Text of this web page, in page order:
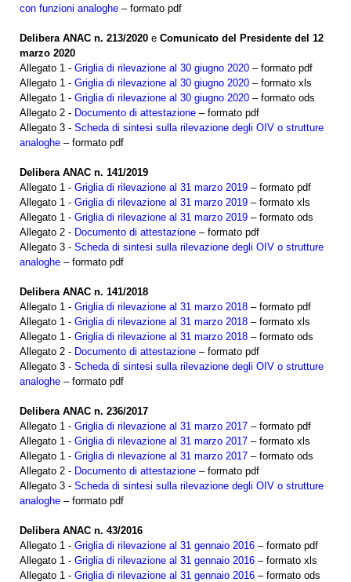
con funzioni analoghe – formato pdf
Delibera ANAC n. 213/2020 e Comunicato del Presidente del 12
marzo 2020
Allegato 1 - Griglia di rilevazione al 30 giugno 2020 – formato pdf
Allegato 1 - Griglia di rilevazione al 30 giugno 2020 – formato xls
Allegato 1 - Griglia di rilevazione al 30 giugno 2020 – formato ods
Allegato 2 - Documento di attestazione – formato pdf
Allegato 3 - Scheda di sintesi sulla rilevazione degli OIV o strutture
analoghe – formato pdf
Delibera ANAC n. 141/2019
Allegato 1 - Griglia di rilevazione al 31 marzo 2019 – formato pdf
Allegato 1 - Griglia di rilevazione al 31 marzo 2019 – formato xls
Allegato 1 - Griglia di rilevazione al 31 marzo 2019 – formato ods
Allegato 2 - Documento di attestazione – formato pdf
Allegato 3 - Scheda di sintesi sulla rilevazione degli OIV o strutture
analoghe – formato pdf
Delibera ANAC n. 141/2018
Allegato 1 - Griglia di rilevazione al 31 marzo 2018 – formato pdf
Allegato 1 - Griglia di rilevazione al 31 marzo 2018 – formato xls
Allegato 1 - Griglia di rilevazione al 31 marzo 2018 – formato ods
Allegato 2 - Documento di attestazione – formato pdf
Allegato 3 - Scheda di sintesi sulla rilevazione degli OIV o strutture
analoghe – formato pdf
Delibera ANAC n. 236/2017
Allegato 1 - Griglia di rilevazione al 31 marzo 2017 – formato pdf
Allegato 1 - Griglia di rilevazione al 31 marzo 2017 – formato xls
Allegato 1 - Griglia di rilevazione al 31 marzo 2017 – formato ods
Allegato 2 - Documento di attestazione – formato pdf
Allegato 3 - Scheda di sintesi sulla rilevazione degli OIV o strutture
analoghe – formato pdf
Delibera ANAC n. 43/2016
Allegato 1 - Griglia di rilevazione al 31 gennaio 2016 – formato pdf
Allegato 1 - Griglia di rilevazione al 31 gennaio 2016 – formato xls
Allegato 1 - Griglia di rilevazione al 31 gennaio 2016 – formato ods